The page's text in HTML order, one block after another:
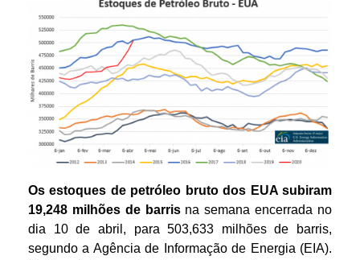
Os estoques de petróleo bruto dos EUA subiram
19,248 milhões de barrisna semana encerrada no
dia 10 de abril, para 503,633 milhões de barris,
segundo a Agência de Informação de Energia (EIA).